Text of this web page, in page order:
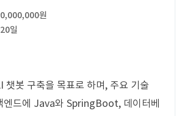
원
일
챗봇 구축을 목표로 하며, 주요 기술
엔드에 Java와 SpringBoot, 데이터베